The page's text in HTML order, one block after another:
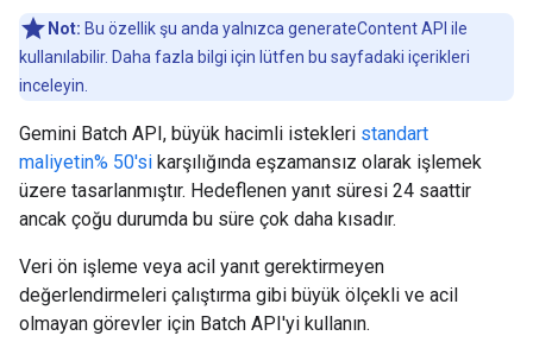
Not: Bu özellik şu anda yalnızca generateContent API ile
kullanılabilir. Daha fazla bilgi için lütfen bu sayfadaki içerikleri
inceleyin.
Gemini Batch API, büyük hacimli istekleri standart
maliyetin% 50'si karşılığında eşzamansız olarak işlemek
üzere tasarlanmıştır. Hedeflenen yanıt süresi 24 saattir
ancak çoğu durumda bu süre çok daha kısadır.
Veri ön işleme veya acil yanıt gerektirmeyen
değerlendirmeleri çalıştırma gibi büyük ölçekli ve acil
olmayan görevler için Batch API'yi kullanın.